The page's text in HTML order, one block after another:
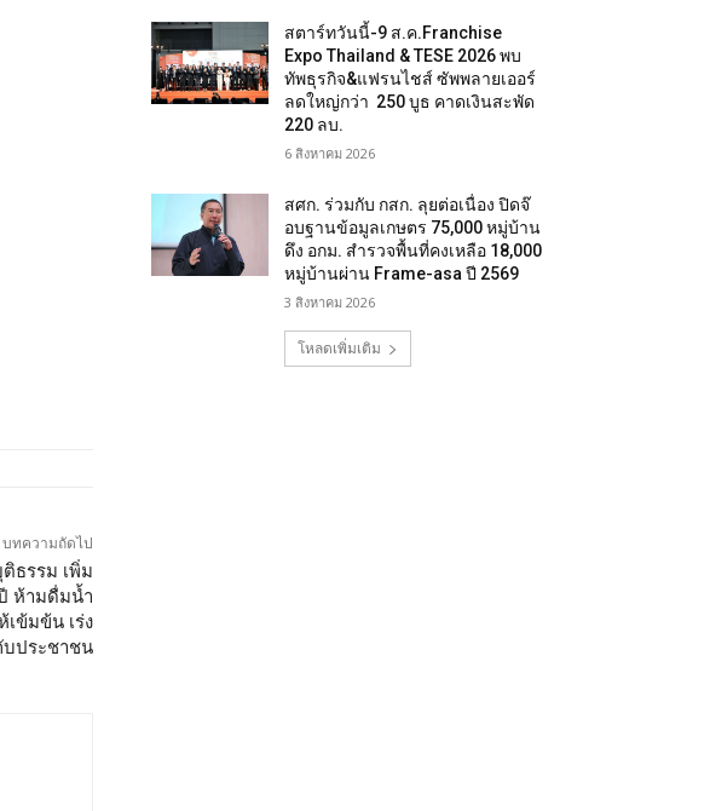
บทความถัดไป
ธรรม เพิ่ม
ห้ามดื่มน้ำ
ข้มข้น เร่ง
บประชาชน
สตาร์ทวันนี้-9 ส.ค.Franchise
Expo Thailand & TESE 2026 พบ
ทัพธุรกิจ&แฟรนไชส์ ซัพพลายเออร์
ลดใหญ่กว่า 250 บูธ คาดเงินสะพัด
220 ลบ.
6 สิงหาคม 2026
สศก. ร่วมกับ กสก. ลุยต่อเนื่อง ปิดจ๊
อบฐานข้อมูลเกษตร 75,000 หมู่บ้าน
ดึง อกม. สำรวจพื้นที่คงเหลือ 18,000
หมู่บ้านผ่าน Frame-asa ปี 2569
3 สิงหาคม 2026
โหลดเพิ่มเติม